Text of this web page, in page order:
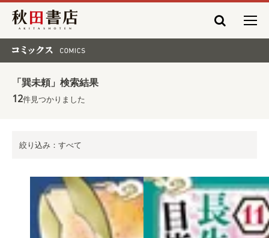
秋田書店
「巽未頼」検索結果
12件見つかりました
絞り込み：すべて